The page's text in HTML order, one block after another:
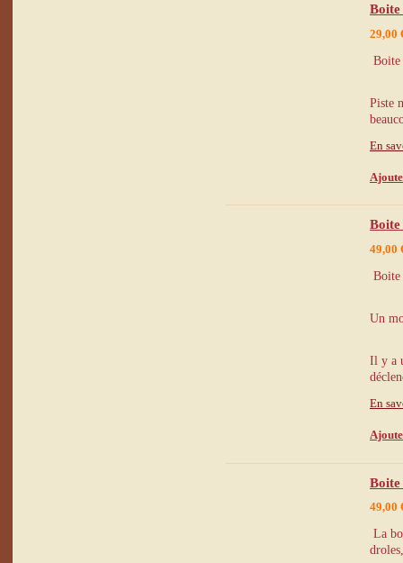
Boite
29,00
Boite
Piste
En
Boite
49,00
Boite
Un
Il y a
En
49,00
La
droles,